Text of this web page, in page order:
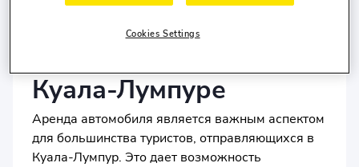
Куала-Лумпуре
Аренда автомобиля является важным аспектом
для большинства туристов, отправляющихся в
Куала-Лумпур. Это дает возможность
Cookies Settings